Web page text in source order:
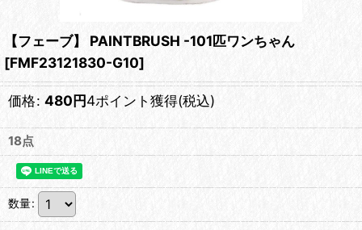
【フェーブ】 PAINTBRUSH -101匹ワンちゃん
[FMF23121830-G10]
価格: 480円4ポイント獲得(税込)
18点
数量: